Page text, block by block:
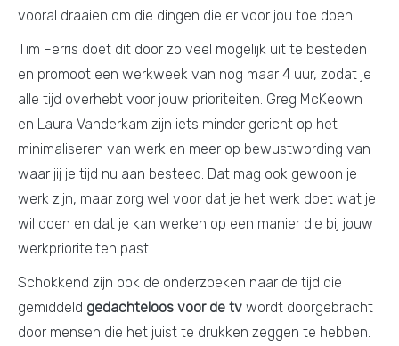
vooral draaien om die dingen die er voor jou toe doen.
Tim Ferris doet dit door zo veel mogelijk uit te besteden
en promoot een werkweek van nog maar 4 uur, zodat je
alle tijd overhebt voor jouw prioriteiten. Greg McKeown
en Laura Vanderkam zijn iets minder gericht op het
minimaliseren van werk en meer op bewustwording van
waar jij je tijd nu aan besteed. Dat mag ook gewoon je
werk zijn, maar zorg wel voor dat je het werk doet wat je
wil doen en dat je kan werken op een manier die bij jouw
werkprioriteiten past.
Schokkend zijn ook de onderzoeken naar de tijd die
gemiddeld gedachteloos voor de tv wordt doorgebracht
door mensen die het juist te drukken zeggen te hebben.